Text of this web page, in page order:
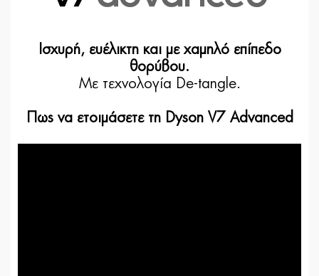
Ισχυρή, ευέλικτη και με χαμηλό επίπεδο
θορύβου.
Με τεχνολογία De-tangle.
Πως να ετοιμάσετε τη Dyson V7 Advanced